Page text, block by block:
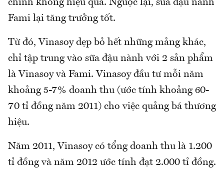
chính không hiệu quả. Ngược lại, sữa đậu nành
Fami lại tăng trưởng tốt.
Từ đó, Vinasoy dẹp bỏ hết những mảng khác,
chỉ tập trung vào sữa đậu nành với 2 sản phẩm
là Vinasoy và Fami. Vinasoy đầu tư mỗi năm
khoảng 5-7% doanh thu (ước tính khoảng 60-
70 tỉ đồng năm 2011) cho việc quảng bá thương
hiệu.
Năm 2011, Vinasoy có tổng doanh thu là 1.200
tỉ đồng và năm 2012 ước tính đạt 2.000 tỉ đồng.